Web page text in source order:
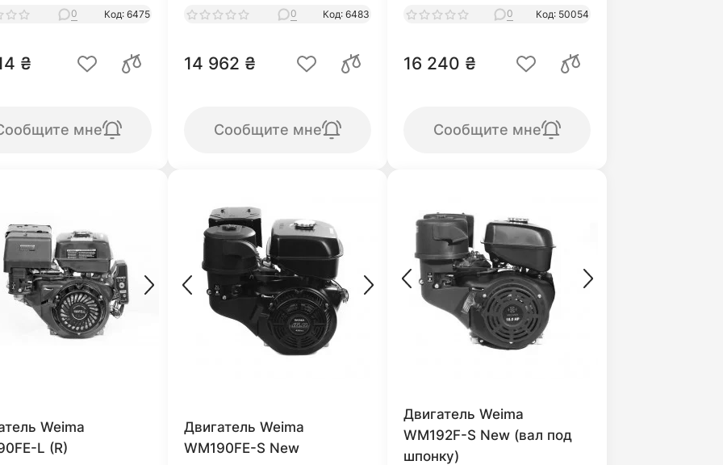
0 Код: 6475
₴
мне
0 Код: 6483
14 962 ₴
Сообщите мне
0 Код: 50054
16 240 ₴
Сообщите мне
Weima
L (R)
Двигатель Weima
WM190FE-S New
Двигатель Weima
WM192F-S New (вал под
шпонку)